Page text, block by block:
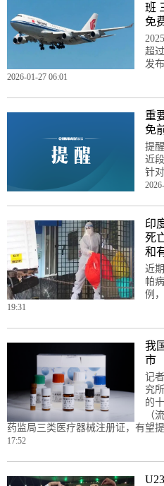
班
免
超
发
2026-01-27 06:01
重
免
提
近
针
印
死
和
近
帕
例
19:31
我
市
记
究
的
（
药监局三类医疗器械注册证，有望
17:52